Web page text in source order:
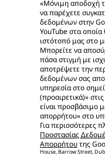
«Μόνιμη αποδοχή
να παρέχετε
δεδομένων στην
YouTube στα
ιστότοπό μας στο
Μπορείτε να
πάσα στιγμή με
αποτρέψετε την
δεδομένων σας
υπηρεσία στο
(προαιρετικά)» στις
είναι προσβάσιμο
απορρήτου» στο
Για περισσότερες
Προστασίας
Απορρήτουτης
House, Barrow Street,